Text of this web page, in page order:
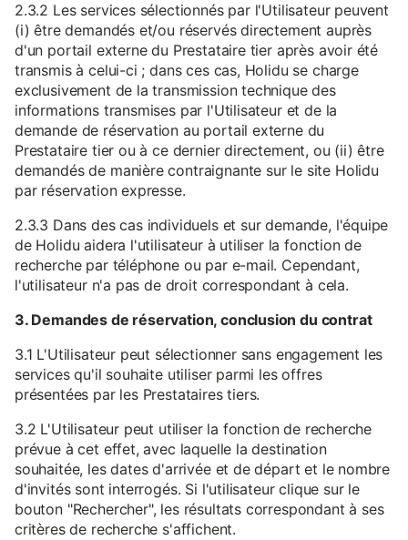
2.3.2 Les services sélectionnés par l'Utilisateur peuvent
(i) être demandés et/ou réservés directement auprès
d'un portail externe du Prestataire tier après avoir été
transmis à celui-ci ; dans ces cas, Holidu se charge
exclusivement de la transmission technique des
informations transmises par l'Utilisateur et de la
demande de réservation au portail externe du
Prestataire tier ou à ce dernier directement, ou (ii) être
demandés de manière contraignante sur le site Holidu
par réservation expresse.
2.3.3 Dans des cas individuels et sur demande, l'équipe
de Holidu aidera l'utilisateur à utiliser la fonction de
recherche par téléphone ou par e-mail. Cependant,
l'utilisateur n'a pas de droit correspondant à cela.
3. Demandes de réservation, conclusion du contrat
3.1 L'Utilisateur peut sélectionner sans engagement les
services qu'il souhaite utiliser parmi les offres
présentées par les Prestataires tiers.
3.2 L'Utilisateur peut utiliser la fonction de recherche
prévue à cet effet, avec laquelle la destination
souhaitée, les dates d'arrivée et de départ et le nombre
d'invités sont interrogés. Si l'utilisateur clique sur le
bouton "Rechercher", les résultats correspondant à ses
critères de recherche s'affichent.